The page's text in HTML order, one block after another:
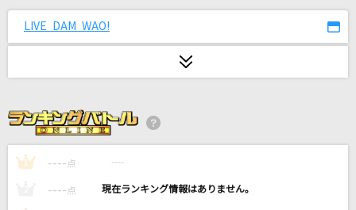
いつか
ブラック★ロックシューター
Runner
爆風スランプ(BAKUFU-SLUMP)
LIVE DAM WAO!
1 ---- 点 ----
---- 点 ----